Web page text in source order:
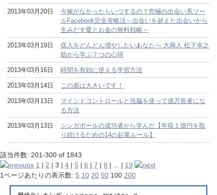
2013年03月20日
今稼がなかったらいつするの？究極の出会い系ツー
ルFacebook完全攻略法～出会いを超えた出会いから
生みだす愛とお金の無料戦略～
2013年03月19日
収入をどんどん増やしたいあなたへ 大商人 松下幸之
助から学ぶ７つの心得
2013年03月16日 時間を有効に使える学習方法
2013年03月14日 この差は大きいです！
2013年03月13日
マインドコントロールと洗脳を使って億万長者にな
る方法
2013年03月13日
シンガポールの成功者から学んだ【年収１億円を取
り続けるための14の起業ルール】
該当件数: 201-300 of 1843
1 | 2 | 3 | 4 | 5 | 6 | 7 | 8 | ... | 19
1ページあたりの表示数: 5 10 20 50 100 200